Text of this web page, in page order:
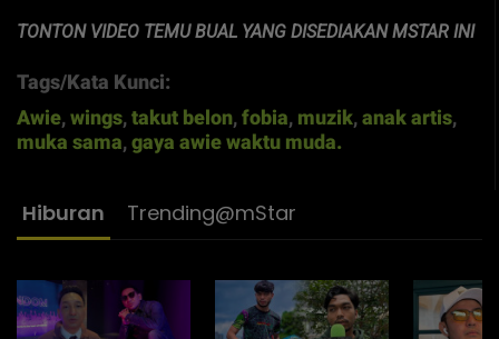
TONTON VIDEO TEMU BUAL YANG DISEDIAKAN MSTAR INI
Tags/Kata Kunci:
Awie,wings,takut belon,fobia, muzik,anak artis,
muka sama,gaya awie waktu muda.
Hiburan Trending@mStar